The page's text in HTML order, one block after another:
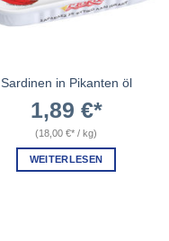
Sardinen in Pikanten öl
1,89 €
(18,00 € / kg)
WEITERLESEN